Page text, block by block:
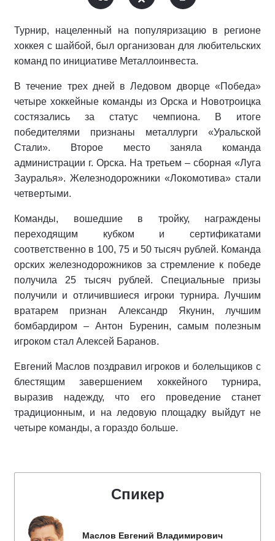
Турнир, нацеленный на популяризацию в регионе
хоккея с шайбой, был организован для любительских
команд по инициативе Металлоинвеста.
В течение трех дней в Ледовом дворце «Победа»
четыре хоккейные команды из Орска и Новотроицка
состязались за статус чемпиона. В итоге
победителями признаны металлурги «Уральской
Стали». Второе место заняла команда
администрации г. Орска. На третьем – сборная «Луга
Зауралья». Железнодорожники «Локомотива» стали
четвертыми.
Команды, вошедшие в тройку, награждены
переходящим кубком и сертификатами
соответственно в 100, 75 и 50 тысяч рублей. Команда
орских железнодорожников за стремление к победе
получила 25 тысяч рублей. Специальные призы
получили и отличившиеся игроки турнира. Лучшим
вратарем признан Александр Якунин, лучшим
бомбардиром – Антон Буренин, самым полезным
игроком стал Алексей Баранов.
Евгений Маслов поздравил игроков и болельщиков с
блестящим завершением хоккейного турнира,
выразив надежду, что его проведение станет
традиционным, и на ледовую площадку выйдут не
четыре команды, а гораздо больше.
Спикер
Маслов Евгений Владимирович